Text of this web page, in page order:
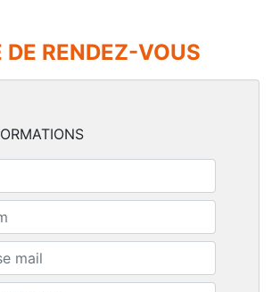
DE RENDEZ-VOUS